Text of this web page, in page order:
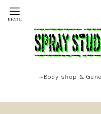
~Body shop &